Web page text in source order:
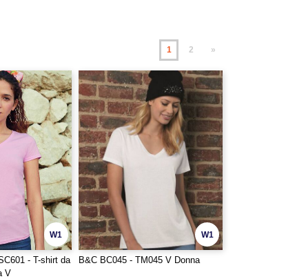
1 2 »
W1
- T-shirt da
V
W1
B&C BC045 - TM045 V Donna